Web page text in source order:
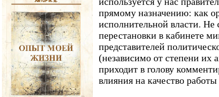
прямому назначению: как
исполнительной власти. Не
перестановки в кабинете
представителей
(независимо от степени их
приходит в голову
влияния на качество работы